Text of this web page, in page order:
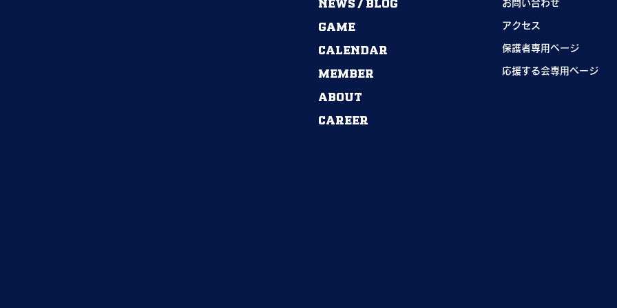
54期→55期｜ありがとうござ
2026年度卒部生｜
お問い合わせ
アクセス
保護者専用ページ
応援する会専用ページ
GAME
CALENDAR
MEMBER
ABOUT
CAREER